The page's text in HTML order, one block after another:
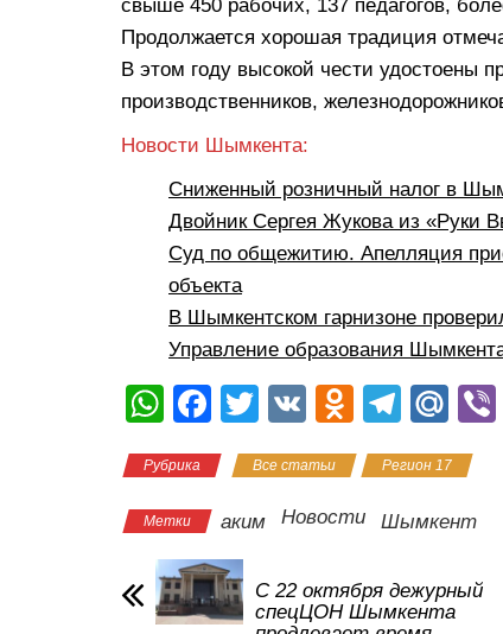
свыше 450 рабочих, 137 педагогов,
Продолжается хорошая традиция
В этом году высокой чести удостоены
производственников,
Новости Шымкента:
Сниженный розничный налог в
Двойник Сергея Жукова из «Руки
Суд по общежитию. Апелляция
объекта
В Шымкентском гарнизоне
Управление образования
W
at
s
A
p
F
c
e
b
o
T
tt
er
V
O
n
o
a
T
e
gr
m
M
.R
u
Рубрика Все статьи Регион 17
Метки аким Новости Шымкент
С 22 октября дежурный
спецЦОН Шымкента